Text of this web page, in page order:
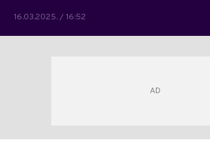
16.03.2025. / 16:52